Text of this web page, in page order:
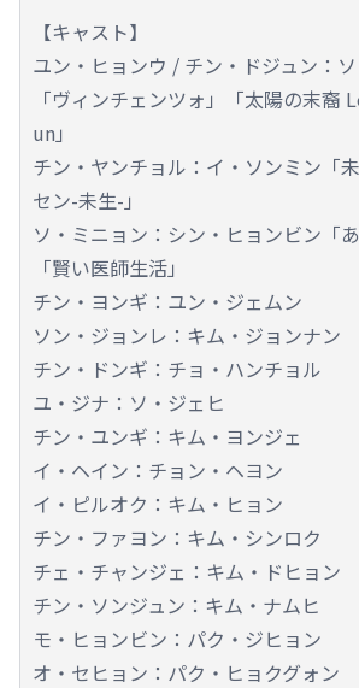
【キャスト】
ユン・ヒョンウ / チン・ドジュン：
「ヴィンチェンツォ」「太陽の末裔
un」
チン・ヤンチョル：イ・ソンミン「
セン-未生-」
ソ・ミニョン：シン・ヒョンビン「
「賢い医師生活」
チン・ヨンギ：ユン・ジェムン
ソン・ジョンレ：キム・ジョンナン
チン・ドンギ：チョ・ハンチョル
ユ・ジナ：ソ・ジェヒ
チン・ユンギ：キム・ヨンジェ
イ・ヘイン：チョン・ヘヨン
イ・ピルオク：キム・ヒョン
チン・ファヨン：キム・シンロク
チェ・チャンジェ：キム・ドヒョン
チン・ソンジュン：キム・ナムヒ
モ・ヒョンビン：パク・ジヒョン
オ・セヒョン：パク・ヒョクグォン